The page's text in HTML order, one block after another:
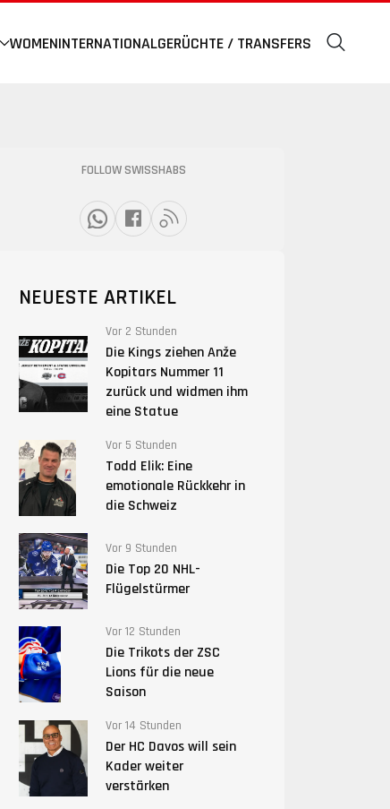
WOMENINTERNATIONALGERÜCHTE / TRANSFERS
FOLLOW SWISSHABS
NEUESTE ARTIKEL
Vor 2 Stunden
Die Kings ziehen Anže
Kopitars Nummer 11
zurück und widmen ihm
eine Statue
Vor 5 Stunden
Todd Elik: Eine
emotionale Rückkehr in
die Schweiz
Vor 9 Stunden
Die Top 20 NHL-
Flügelstürmer
Vor 12 Stunden
Die Trikots der ZSC
Lions für die neue
Saison
Vor 14 Stunden
Der HC Davos will sein
Kader weiter
verstärken